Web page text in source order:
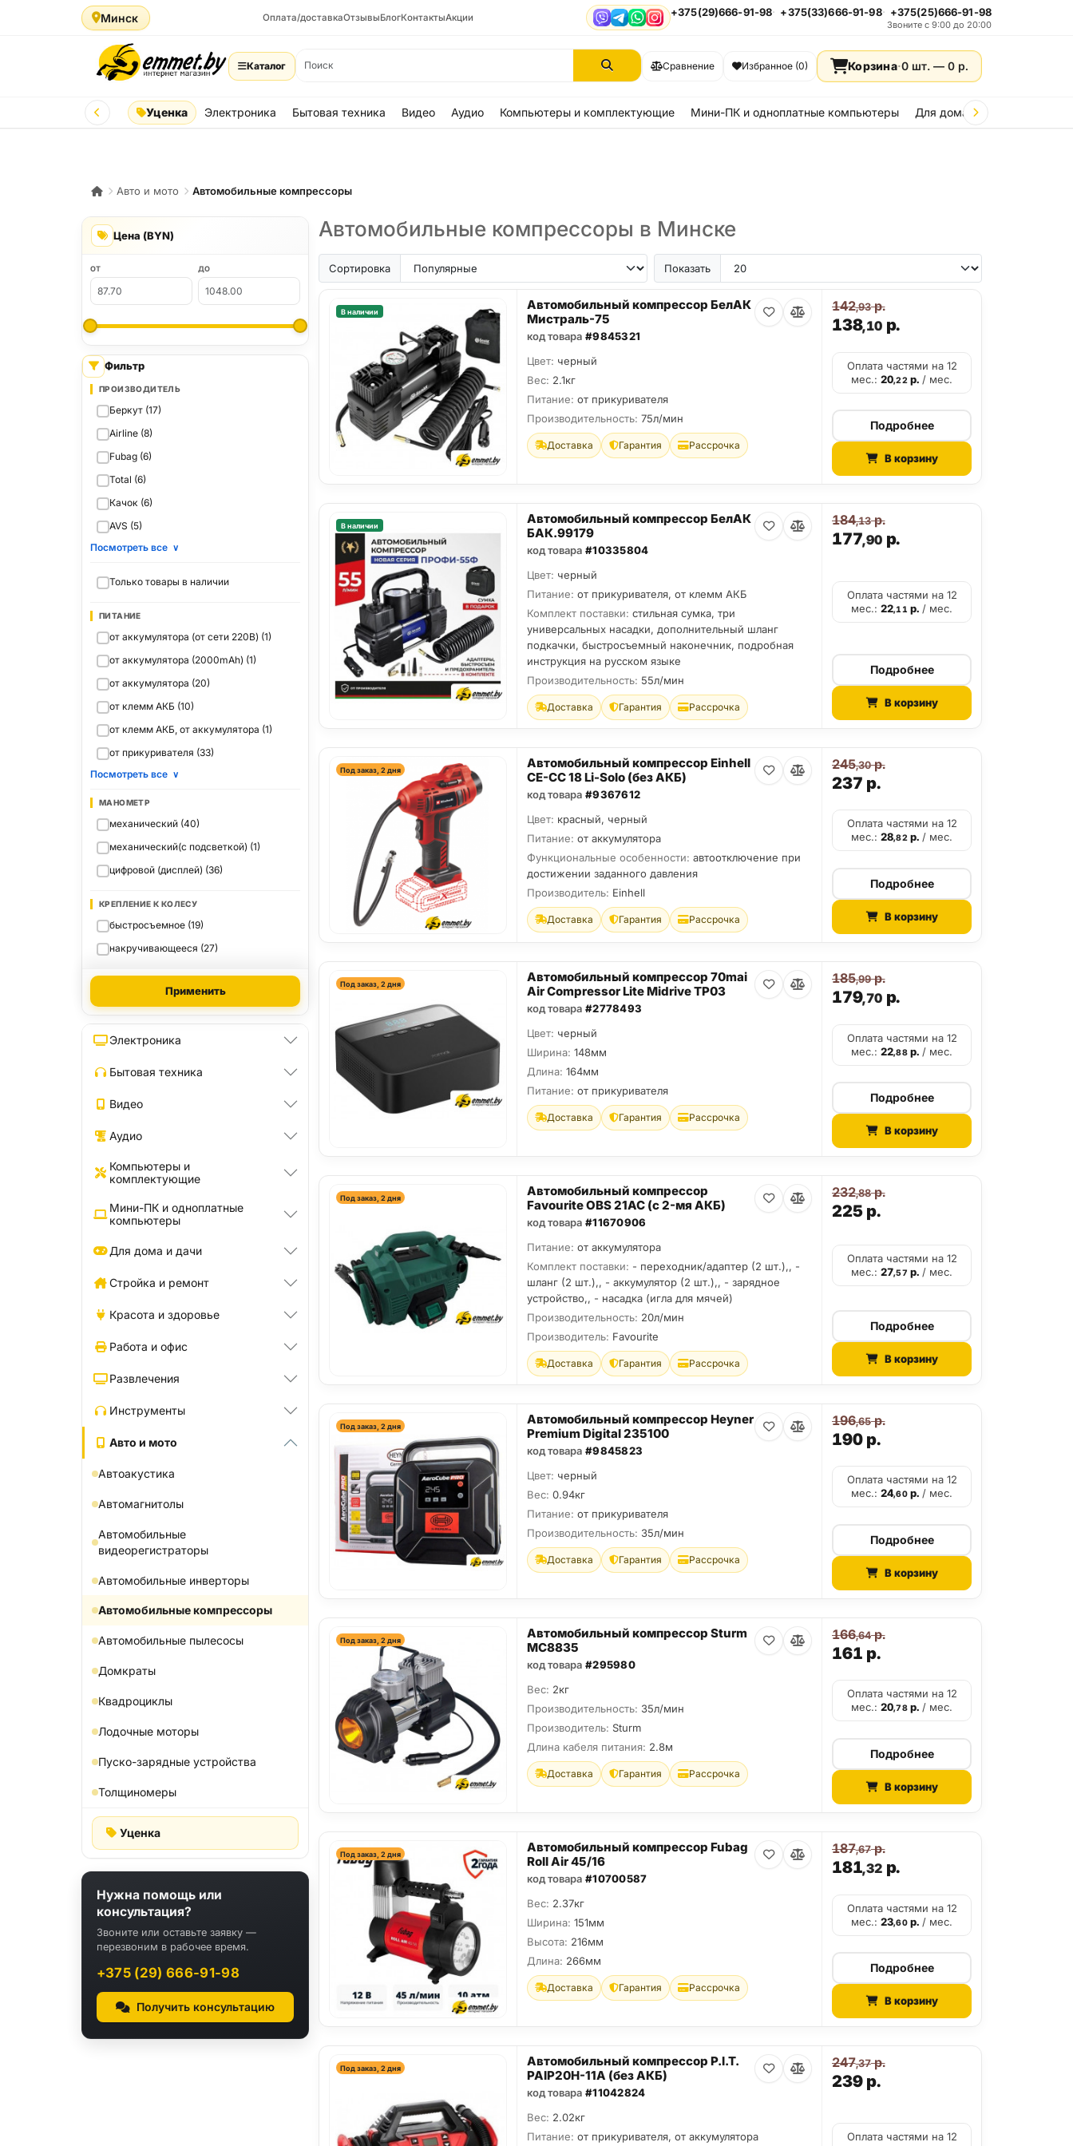
Минск Оплата/доставкаОтзывыБлогКонтактыАкции ViberTelegram
WhatsApp
Instagram
+375(29)666-91-98 +375(33)666-91-98 +375(25)666-91-98
Звоните с 9:00 до 20:00
Каталог Сравнение Избранное (0) Корзина·0 шт. — 0 р.
Уценка Электроника Бытовая техника Видео Аудио Компьютеры и комплектующие Мини-ПК и одноплатные компьютеры Для дома и дачи
Авто и мото Автомобильные компрессоры
Цена (BYN)
ОТ ДО
Фильтр
ПРОИЗВОДИТЕЛЬ
Беркут (17)
Airline (8)
Fubag (6)
Total (6)
Качок (6)
AVS (5)
Посмотреть все ∨
Только товары в наличии
ПИТАНИЕ
от аккумулятора (от сети 220В) (1)
от аккумулятора (2000mAh) (1)
от аккумулятора (20)
от клемм АКБ (10)
от клемм АКБ, от аккумулятора (1)
от прикуривателя (33)
Посмотреть все ∨
МАНОМЕТР
механический (40)
механический(с подсветкой) (1)
цифровой (дисплей) (36)
КРЕПЛЕНИЕ К КОЛЕСУ
быстросъемное (19)
накручивающееся (27)
Применить
Электроника
Бытовая техника
Видео
Аудио
Компьютеры и
комплектующие
Мини-ПК и одноплатные
компьютеры
Для дома и дачи
Стройка и ремонт
Красота и здоровье
Работа и офис
Развлечения
Инструменты
Авто и мото
Автоакустика
Автомагнитолы
Автомобильные
видеорегистраторы
Автомобильные инверторы
Автомобильные компрессоры
Автомобильные пылесосы
Домкраты
Квадроциклы
Лодочные моторы
Пуско-зарядные устройства
Толщиномеры
Уценка
Нужна помощь или
консультация?
Звоните или оставьте заявку —
перезвоним в рабочее время.
+375 (29) 666-91-98
Получить консультацию
Автомобильные компрессоры в Минске
Сортировка Показать
В наличии
Автомобильный компрессор БелАК
Мистраль-75
код товара #9845321
Цвет: черный
Вес: 2.1кг
Питание: от прикуривателя
Производительность: 75л/мин
Доставка Гарантия Рассрочка
138,10р.
142,93р.
Оплата частями на 12
мес.:20,22 р./ мес.
Подробнее
В корзину
В наличии
Автомобильный компрессор БелАК
БАК.99179
код товара #10335804
Цвет: черный
Питание: от прикуривателя, от клемм АКБ
Комплект поставки: стильная сумка, три
универсальных насадки, дополнительный шланг
подкачки, быстросъемный наконечник, подробная
инструкция на русском языке
Производительность: 55л/мин
Доставка Гарантия Рассрочка
177,90р.
184,13р.
Оплата частями на 12
мес.:22,11 р./ мес.
Подробнее
В корзину
Под заказ, 2 дня
Автомобильный компрессор Einhell
CE-CC 18 Li-Solo (без АКБ)
код товара #9367612
Цвет: красный, черный
Питание: от аккумулятора
Функциональные особенности: автоотключение при
достижении заданного давления
Производитель: Einhell
Доставка Гарантия Рассрочка
237 р.
245,30р.
Оплата частями на 12
мес.:28,82р./ мес.
Подробнее
В корзину
Под заказ, 2 дня
Автомобильный компрессор 70mai
Air Compressor Lite Midrive TP03
код товара #2778493
Цвет: черный
Ширина: 148мм
Длина: 164мм
Питание: от прикуривателя
Доставка Гарантия Рассрочка
179,70р.
185,99р.
Оплата частями на 12
мес.:22,88р./ мес.
Подробнее
В корзину
Под заказ, 2 дня
Автомобильный компрессор
Favourite OBS 21AC (с 2-мя АКБ)
код товара #11670906
Питание: от аккумулятора
Комплект поставки: - переходник/адаптер (2 шт.),, -
шланг (2 шт.),, - аккумулятор (2 шт.),, - зарядное
устройство,, - насадка (игла для мячей)
Производительность: 20л/мин
Производитель: Favourite
Доставка Гарантия Рассрочка
225р.
232,88р.
Оплата частями на 12
мес.:27,57 р./ мес.
Подробнее
В корзину
Под заказ, 2 дня
Автомобильный компрессор Heyner
Premium Digital 235100
код товара #9845823
Цвет: черный
Вес: 0.94кг
Питание: от прикуривателя
Производительность: 35л/мин
Доставка Гарантия Рассрочка
190р.
196,65р.
Оплата частями на 12
мес.:24,60р./ мес.
Подробнее
В корзину
Под заказ, 2 дня
Автомобильный компрессор Sturm
MC8835
код товара #295980
Вес: 2кг
Производительность: 35л/мин
Производитель: Sturm
Длина кабеля питания: 2.8м
Доставка Гарантия Рассрочка
161 р.
166,64р.
Оплата частями на 12
мес.:20,78р./ мес.
Подробнее
В корзину
Под заказ, 2 дня
Автомобильный компрессор Fubag
Roll Air 45/16
код товара #10700587
Вес: 2.37кг
Ширина: 151мм
Высота: 216мм
Длина: 266мм
Доставка Гарантия Рассрочка
181,32р.
187,67р.
Оплата частями на 12
мес.:23,60р./ мес.
Подробнее
В корзину
Под заказ, 2 дня
Автомобильный компрессор P.I.T.
PAIP20H-11A (без АКБ)
код товара #11042824
Вес: 2.02кг
Питание: от прикуривателя, от аккумулятора
239р.
247,37р.
Оплата частями на 12